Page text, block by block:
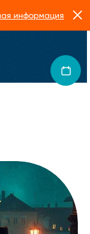
в работе Form
информация